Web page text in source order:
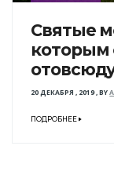
Святые
которым
20 ДЕКАБРЯ , 2019,BY
ПОДРОБНЕЕ